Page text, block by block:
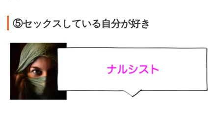
⑤セックスしている自分が好き